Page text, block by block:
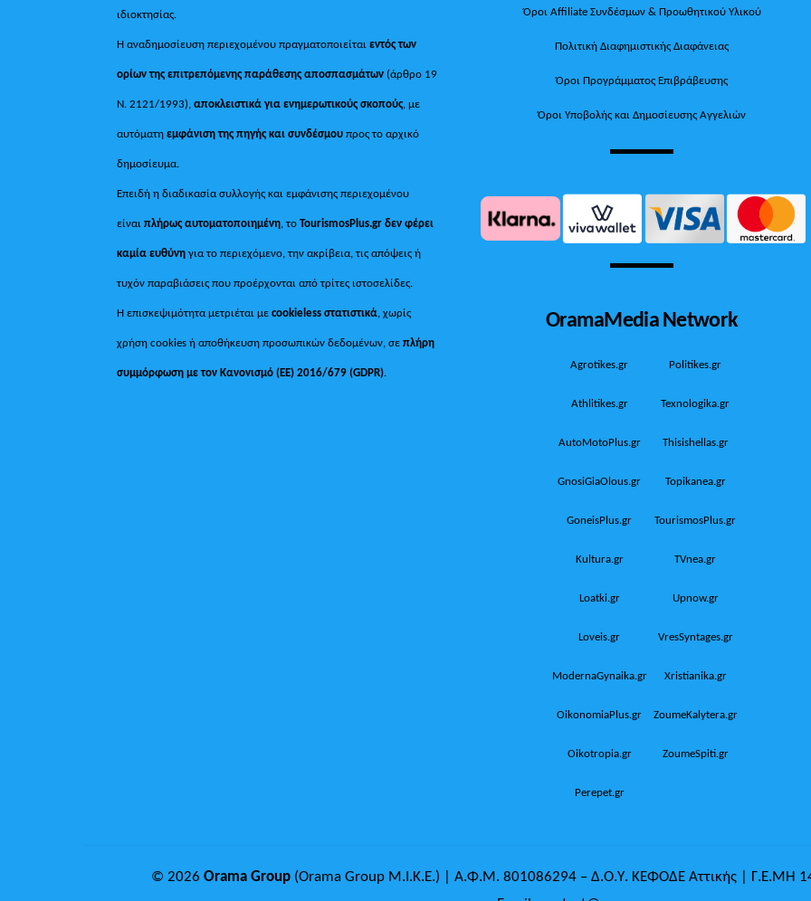
ιδιοκτησίας.
Η αναδημοσίευση περιεχομένου πραγματοποιείταιεντός των
ορίων της επιτρεπόμενης παράθεσης αποσπασμάτων (άρθρο 19
Ν. 2121/1993), αποκλειστικά για ενημερωτικούς σκοπούς, με
αυτόματηεμφάνιση της πηγής και συνδέσμου προς το αρχικό
δημοσίευμα.
Επειδή η διαδικασία συλλογής και εμφάνισης περιεχομένου
είναιπλήρως αυτοματοποιημένη, τοTourismosPlus.gr δεν φέρει
καμία ευθύνη για το περιεχόμενο, την ακρίβεια, τις απόψεις ή
τυχόν παραβιάσεις που προέρχονται από τρίτες ιστοσελίδες.
Η επισκεψιμότητα μετριέται μεcookieless στατιστικά, χωρίς
χρήση cookies ή αποθήκευση προσωπικών δεδομένων, σεπλήρη
συμμόρφωση με τον Κανονισμό (ΕΕ) 2016/679 (GDPR).
Όροι Affiliate Συνδέσμων & Προωθητικού Υλικού
Πολιτική Διαφημιστικής Διαφάνειας
Όροι Προγράμματος Επιβράβευσης
Όροι Υποβολής και Δημοσίευσης Αγγελιών
OramaMedia Network
Agrotikes.gr Politikes.gr
Athlitikes.gr Texnologika.gr
AutoMotoPlus.gr Thisishellas.gr
GnosiGiaOlous.gr Topikanea.gr
GoneisPlus.gr TourismosPlus.gr
Kultura.gr TVnea.gr
Loatki.gr Upnow.gr
Loveis.gr VresSyntages.gr
ModernaGynaika.gr Xristianika.gr
OikonomiaPlus.gr ZoumeKalytera.gr
Oikotropia.gr ZoumeSpiti.gr
Perepet.gr
© 2026 Orama Group(Orama Group Μ.Ι.Κ.Ε.) | Α.Φ.Μ. 801086294 – Δ.Ο.Υ. ΚΕΦΟΔΕ Αττικής | Γ.Ε.ΜΗ